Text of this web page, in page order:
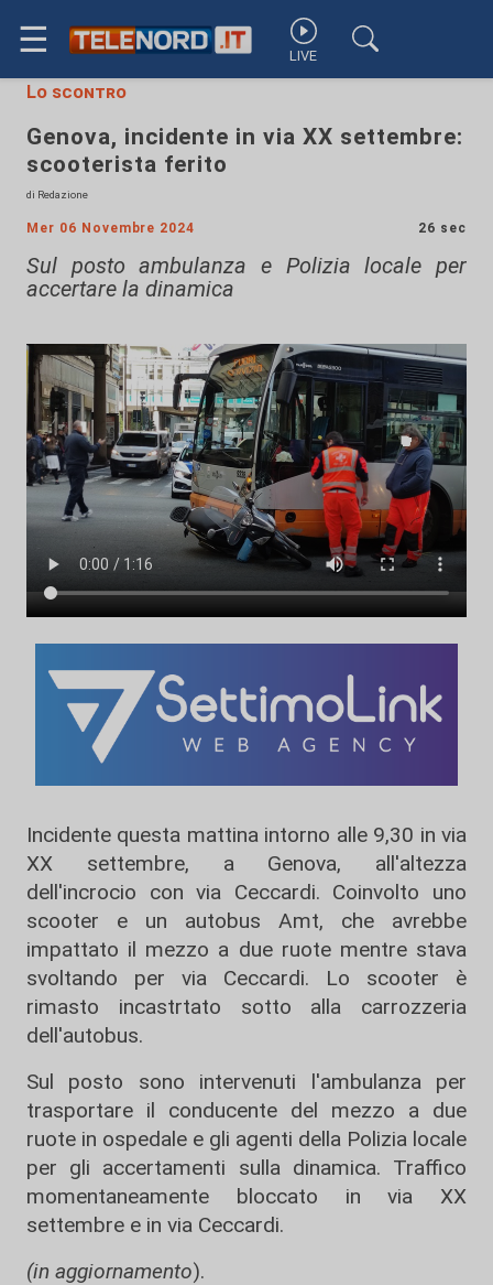
☰ LIVE
Lo scontro
Genova, incidente in via XX settembre:
scooterista ferito
di Redazione
Mer 06 Novembre 2024 26 sec
Sul posto ambulanza e Polizia locale per
accertare la dinamica
Incidente questa mattina intorno alle 9,30 in via
XX settembre, a Genova, all'altezza
dell'incrocio con via Ceccardi. Coinvolto uno
scooter e un autobus Amt, che avrebbe
impattato il mezzo a due ruote mentre stava
svoltando per via Ceccardi. Lo scooter è
rimasto incastrtato sotto alla carrozzeria
dell'autobus.
Sul posto sono intervenuti l'ambulanza per
trasportare il conducente del mezzo a due
ruote in ospedale e gli agenti della Polizia locale
per gli accertamenti sulla dinamica. Traffico
momentaneamente bloccato in via XX
settembre e in via Ceccardi.
(in aggiornamento).